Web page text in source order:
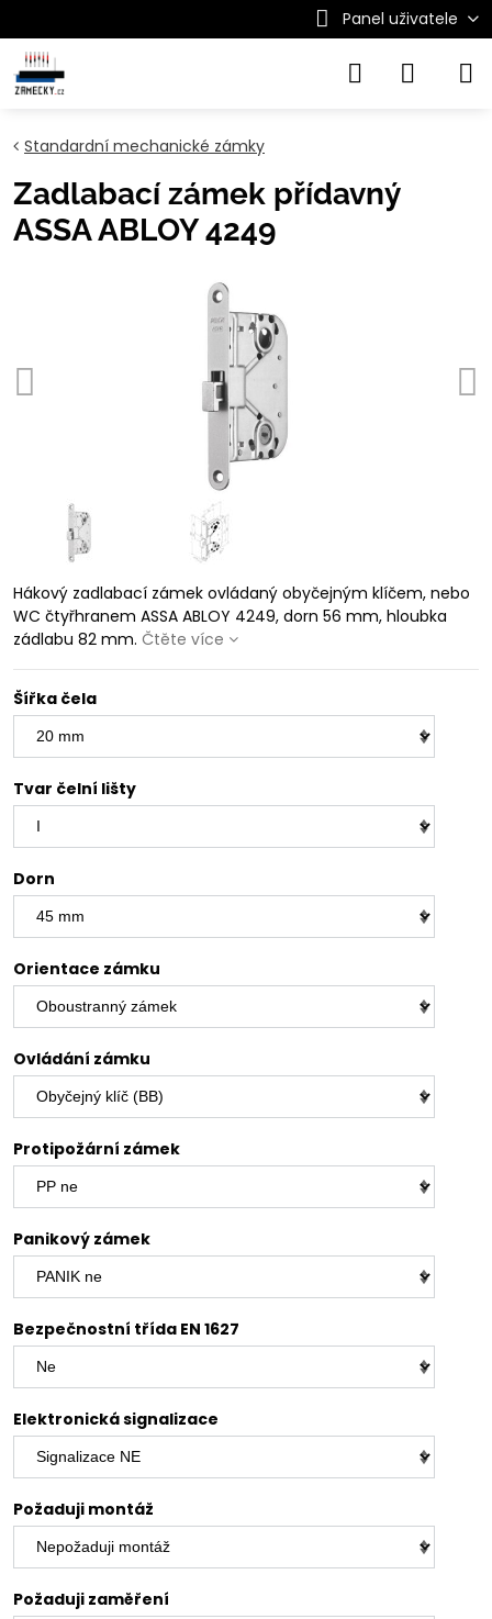
Panel uživatele
Standardní mechanické zámky
Zadlabací zámek přídavný
ASSA ABLOY 4249
Hákový zadlabací zámek ovládaný obyčejným klíčem, nebo
WC čtyřhranem ASSA ABLOY 4249, dorn 56 mm, hloubka
zádlabu 82 mm. Čtěte více
Šířka čela
Tvar čelní lišty
Dorn
Orientace zámku
Ovládání zámku
Protipožární zámek
Panikový zámek
Bezpečnostní třída EN 1627
Elektronická signalizace
Požaduji montáž
Požaduji zaměření